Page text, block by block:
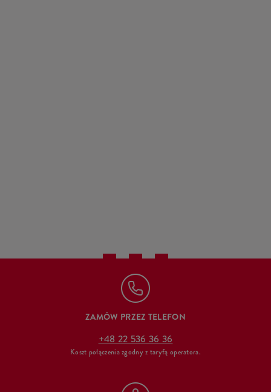
ZAMÓW PRZEZ TELEFON
+48 22 536 36 36
Koszt połączenia zgodny z taryfą operatora.